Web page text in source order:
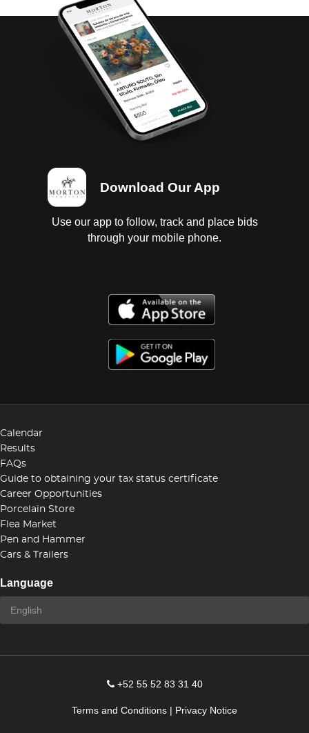
Copia, Es Responsabilidad Del Comprador
Certificarla.
Download Our App
Use our app to follow, track and place bids
through your mobile phone.
Calendar
Results
FAQs
Guide to obtaining your tax status certificate
Career Opportunities
Porcelain Store
Flea Market
Pen and Hammer
Cars & Trailers
Language
+52 55 52 83 31 40
Terms and Conditions | Privacy Notice